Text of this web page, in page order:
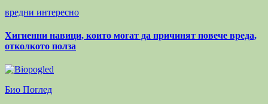
вредни интересно
Хигиенни навици, които могат да причинят повече вреда,
отколкото полза
Био Поглед